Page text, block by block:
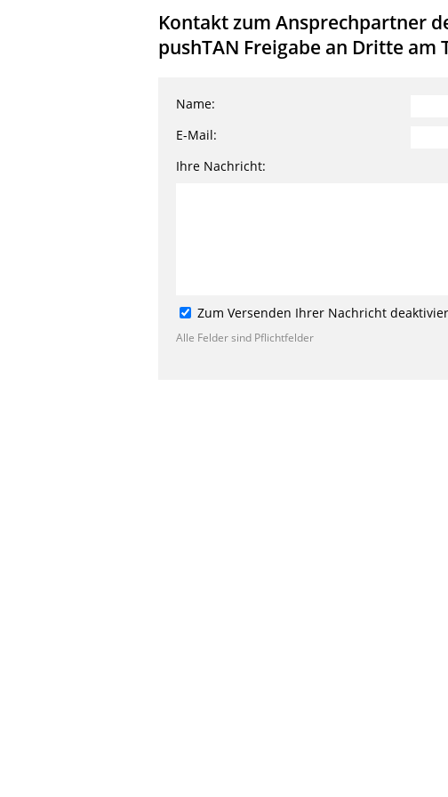
Kontakt zum Ansprechpartner
pushTAN Freigabe an Dritte am
Name:
E-Mail:
Ihre Nachricht:
Zum Versenden Ihrer Nachricht
Alle Felder sind Pflichtfelder